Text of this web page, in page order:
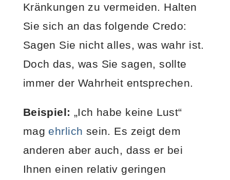
Kränkungen zu vermeiden. Halten
Sie sich an das folgende Credo:
Sagen Sie nicht alles, was wahr ist.
Doch das, was Sie sagen, sollte
immer der Wahrheit entsprechen.
Beispiel: „Ich habe keine Lust“
mag ehrlich sein. Es zeigt dem
anderen aber auch, dass er bei
Ihnen einen relativ geringen